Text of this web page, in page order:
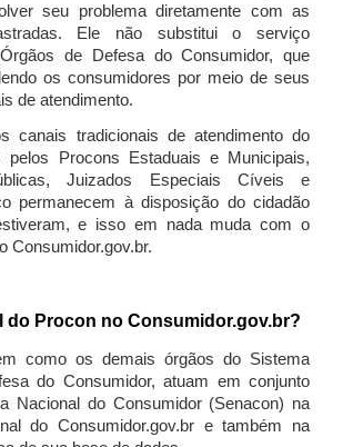
seu problema diretamente com as
Ele não substitui o serviço
de Defesa do Consumidor, que
os consumidores por meio de seus
de atendimento.
canais tradicionais de atendimento do
pelos Procons Estaduais e Municipais,
Juizados Especiais Cíveis e
permanecem à disposição do cidadão
e isso em nada muda com o
Consumidor.gov.br.
do Procon no Consumidor.gov.br?
como os demais órgãos do Sistema
do Consumidor, atuam em conjunto
Nacional do Consumidor (Senacon) na
do Consumidor.gov.br e também na